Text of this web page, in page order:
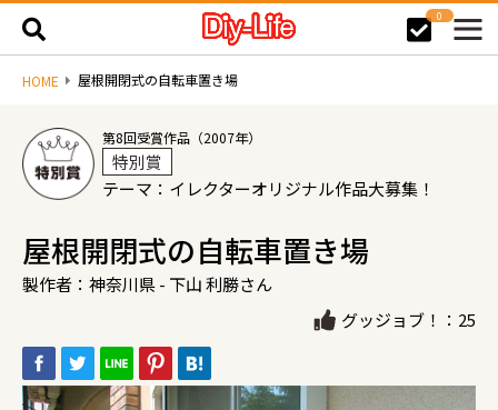
0
HOME 屋根開閉式の自転車置き場
第8回受賞作品（2007年）
特別賞
テーマ：イレクターオリジナル作品大募集！
屋根開閉式の自転車置き場
製作者：神奈川県 - 下山 利勝さん
グッジョブ！：25